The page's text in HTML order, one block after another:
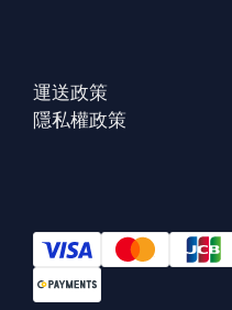
運送政策
隱私權政策